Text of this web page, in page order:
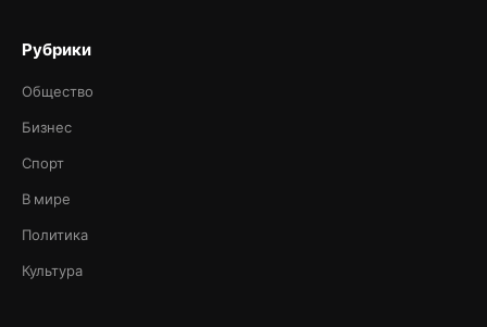
Рубрики
Общество
Бизнес
Спорт
В мире
Политика
Культура